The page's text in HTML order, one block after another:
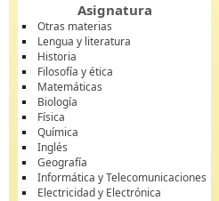
Asignatura
Otras materias
Lengua y literatura
Historia
Filosofía y ética
Matemáticas
Biología
Física
Química
Inglés
Geografía
Informática y Telecomunicaciones
Electricidad y Electrónica